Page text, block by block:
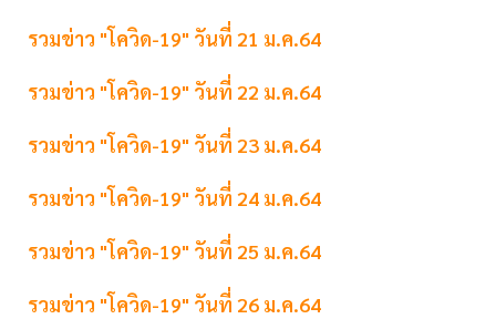
รวมข่าว "โควิด-19" วันที่ 21 ม.ค.64
รวมข่าว "โควิด-19" วันที่ 22 ม.ค.64
รวมข่าว "โควิด-19" วันที่ 23 ม.ค.64
รวมข่าว "โควิด-19" วันที่ 24 ม.ค.64
รวมข่าว "โควิด-19" วันที่ 25 ม.ค.64
รวมข่าว "โควิด-19" วันที่ 26 ม.ค.64